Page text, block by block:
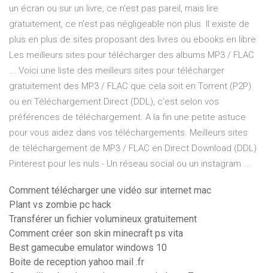
un écran ou sur un livre, ce n'est pas pareil, mais lire
gratuitement, ce n'est pas négligeable non plus. Il existe de
plus en plus de sites proposant des livres ou ebooks en libre
Les meilleurs sites pour télécharger des albums MP3 / FLAC
... Voici une liste des meilleurs sites pour télécharger
gratuitement des MP3 / FLAC que cela soit en Torrent (P2P)
ou en Téléchargement Direct (DDL), c’est selon vos
préférences de téléchargement. A la fin une petite astuce
pour vous aidez dans vos téléchargements. Meilleurs sites
de téléchargement de MP3 / FLAC en Direct Download (DDL)
Pinterest pour les nuls - Un réseau social ou un instagram ...
Comment télécharger une vidéo sur internet mac
Plant vs zombie pc hack
Transférer un fichier volumineux gratuitement
Comment créer son skin minecraft ps vita
Best gamecube emulator windows 10
Boite de reception yahoo mail .fr